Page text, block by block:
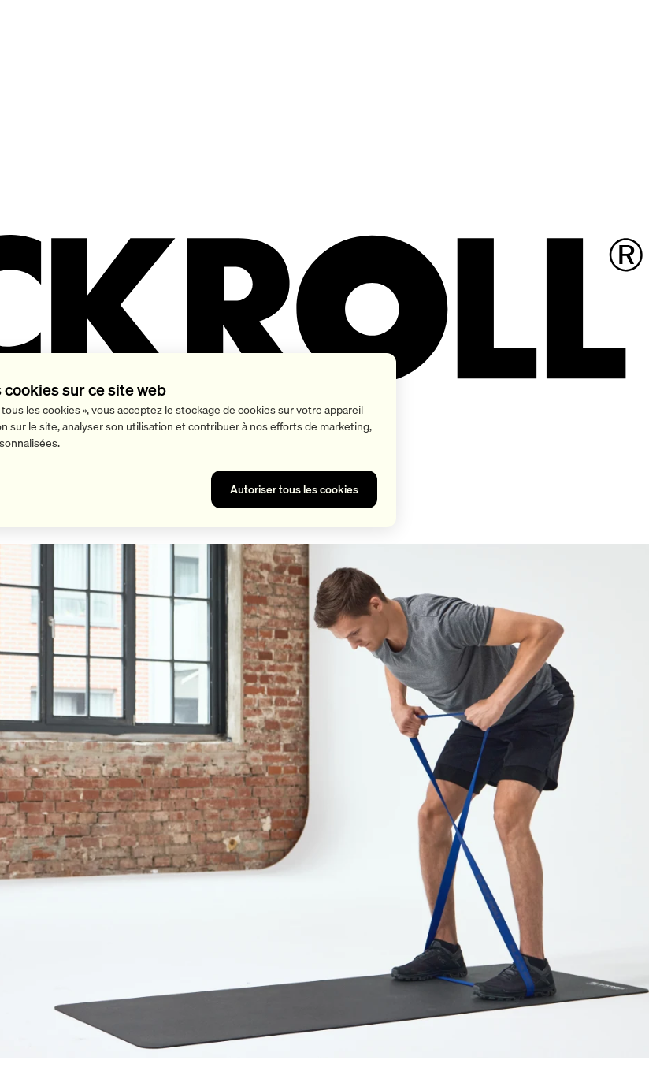
en 20 minutes
sur ce site web
les cookies », vous acceptez le stockage de cookies sur votre appareil
sur le site, analyser son utilisation et contribuer à nos efforts de marketing,
Autoriser tous les cookies